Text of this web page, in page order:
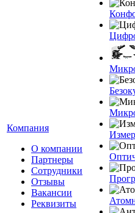
Компания
О компании
Партнеры
Сотрудники
Отзывы
Вакансии
Реквизиты